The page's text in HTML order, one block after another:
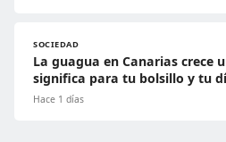
SOCIEDAD
La guagua en Canarias crece
significa para tu bolsillo y tu
Hace 1 días